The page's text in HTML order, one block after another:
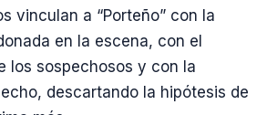
vinculan a “Porteño” con la
en la escena, con el
los sospechosos y con la
descartando la hipótesis de